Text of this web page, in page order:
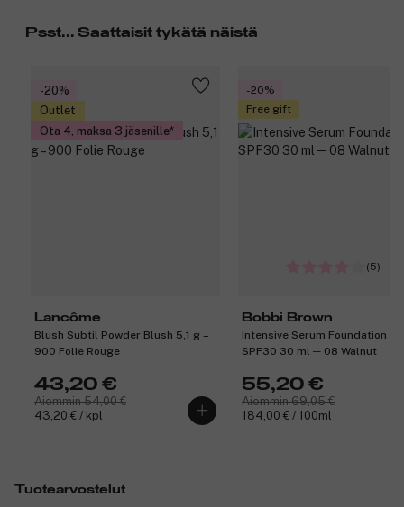
Psst... Saattaisit tykätä näistä
-20%
Outlet
Ota 4, maksa 3 jäsenille
Lancôme
Blush Subtil Powder Blush 5,1 g –
900 Folie Rouge
43,20 €
Aiemmin 54,00 €
43,20 € / kpl
-20%
Free gift
(5)
Bobbi Brown
Intensive Serum Foundation
SPF30 30 ml ─ 08 Walnut
55,20 €
Aiemmin 69,05 €
184,00 € / 100ml
Tuotearvostelut